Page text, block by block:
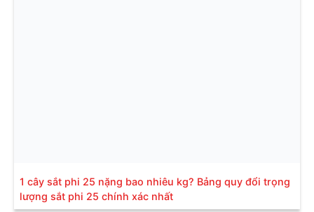
1 cây sắt phi 25 nặng bao nhiêu kg? Bảng quy đổi trọng
lượng sắt phi 25 chính xác nhất